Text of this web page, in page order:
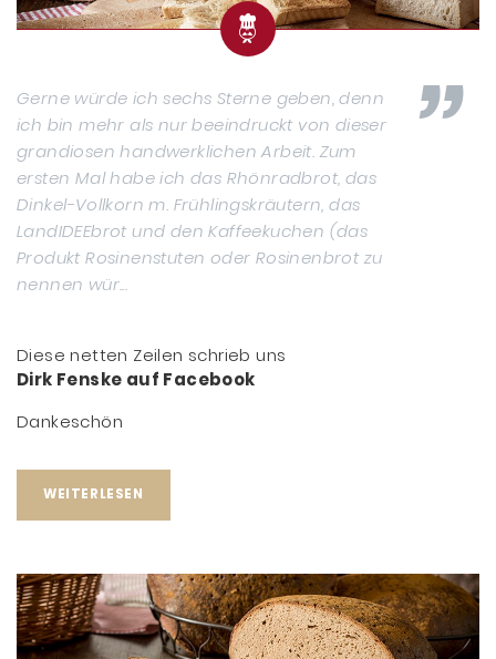
Gerne würde ich sechs Sterne geben, denn
ich bin mehr als nur beeindruckt von dieser
grandiosen handwerklichen Arbeit. Zum
ersten Mal habe ich das Rhönradbrot, das
Dinkel-Vollkorn m. Frühlingskräutern, das
LandIDEEbrot und den Kaffeekuchen (das
Produkt Rosinenstuten oder Rosinenbrot zu
nennen wür...
Diese netten Zeilen schrieb uns
Dirk Fenske auf Facebook
Dankeschön
WEITERLESEN